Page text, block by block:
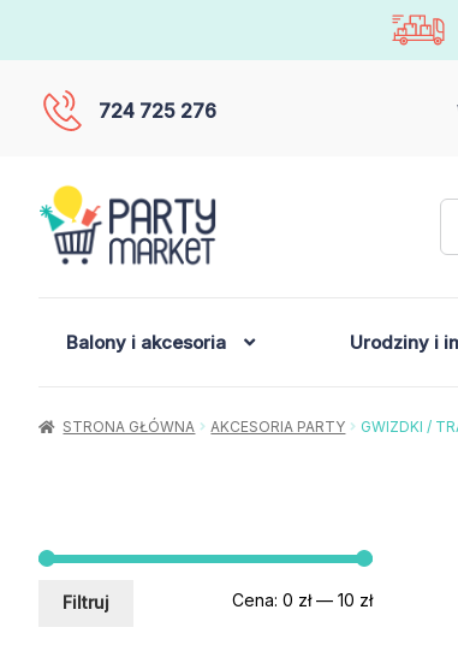
724 725 276
Balony i akcesoria Urodziny i
STRONA GŁÓWNA AKCESORIA PARTY GWIZDKI /
Cena
Cena
Filtruj Cena:0 zł—10 zł